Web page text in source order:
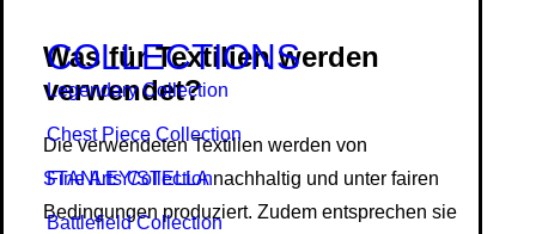
COLLECTIONS
Legendary Collection
Chest Piece Collection
Fine Arts Collection
Battlefield Collection
Was für Textilien werden
verwendet?
Die verwendeten Textilien werden von
STANLEY/STELLAnachhaltig und unter fairen
Bedingungen produziert. Zudem entsprechen sie